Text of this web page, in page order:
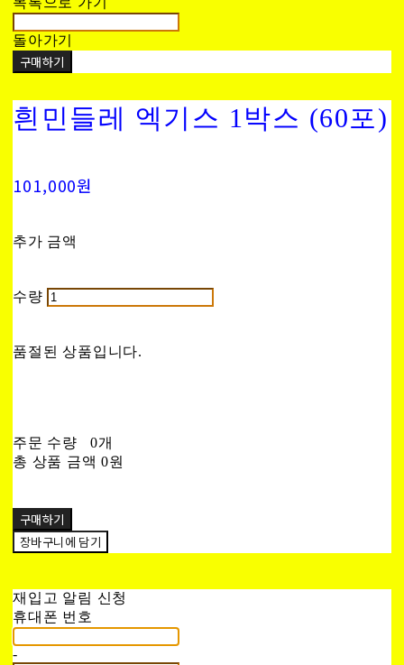
돌아가기
구매하기
흰민들레 엑기스 1박스 (60포)
101,000원
추가 금액
수량
품절된 상품입니다.
주문 수량
0개
총 상품 금액 0원
구매하기
장바구니에 담기
재입고 알림 신청
휴대폰 번호
-